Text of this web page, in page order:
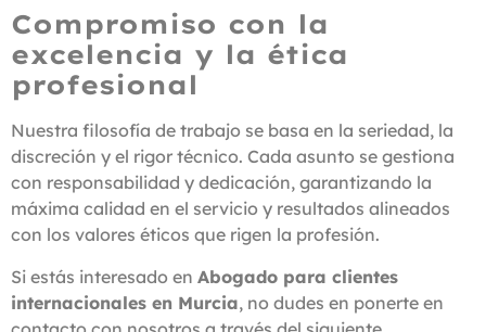
Compromiso con la
excelencia y la ética
profesional
Nuestra filosofía de trabajo se basa en la seriedad, la
discreción y el rigor técnico. Cada asunto se gestiona
con responsabilidad y dedicación, garantizando la
máxima calidad en el servicio y resultados alineados
con los valores éticos que rigen la profesión.
Si estás interesado en Abogado para clientes
internacionales en Murcia, no dudes en ponerte en